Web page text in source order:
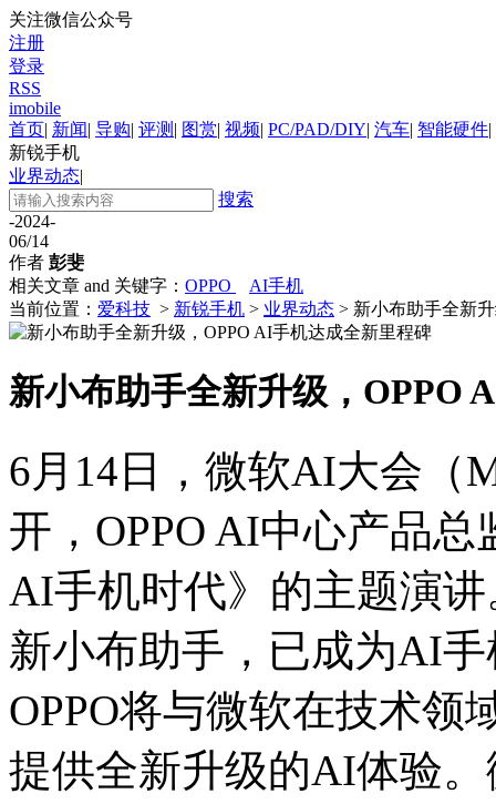
关注微信公众号
注册
登录
RSS
imobile
首页| 新闻| 导购| 评测 | 图赏| 视频| PC/PAD/DIY| 汽车| 智能硬件|
新锐手机
业界动态|
搜索
-2024-
06/14
作者 彭斐
相关文章 and 关键字： OPPO
AI手机
当前位置： 爱科技 > 新锐手机 > 业界动态 > 新小布助手全新
新小布助手全新升级，OPPO
6月14日，微软AI大会（
开，OPPO AI中心产品
AI手机时代》的主题演
新小布助手，已成为AI
OPPO将与微软在技术领
提供全新升级的AI体验